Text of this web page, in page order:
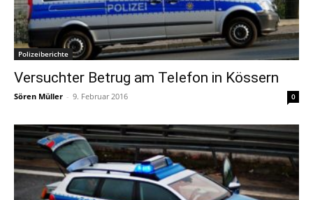
Polizeiberichte
Versuchter Betrug am Telefon in Kössern
Sören Müller - 9. Februar 2016 0